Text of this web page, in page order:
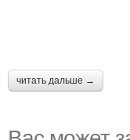
читать дальше →